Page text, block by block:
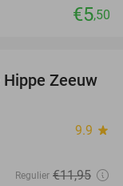
€5,50
33%
Zeeuw
9.9 star
Regulier €11,95